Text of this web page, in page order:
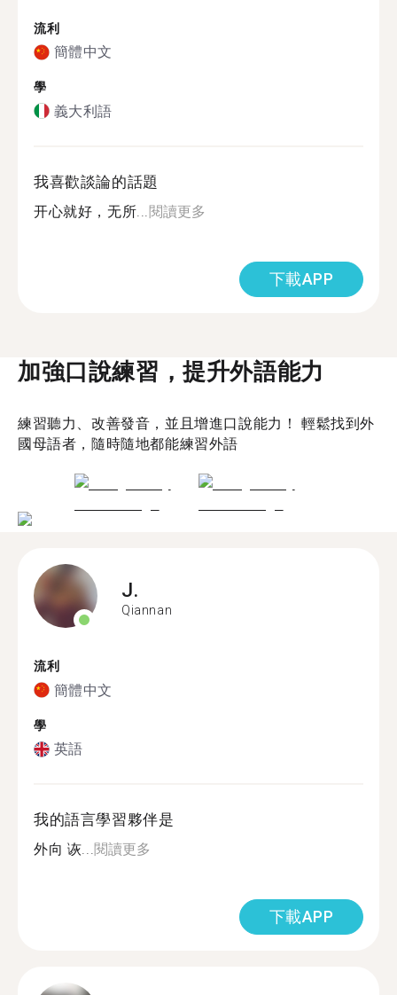
流利
簡體中文
學
義大利語
我喜歡談論的話題
开心就好，无所... 閱讀更多
下載APP
加強口說練習，提升外語能力
練習聽力、改善發音，並且增進口說能力！ 輕鬆找到外
國母語者，隨時隨地都能練習外語
J.
Qiannan
流利
簡體中文
學
英語
我的語言學習夥伴是
外向 诙...閱讀更多
下載APP